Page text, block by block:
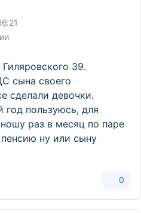
39.
сына своего
сделали девочки.
пользуюсь, для
раз в месяц по паре
ну или сыну
0